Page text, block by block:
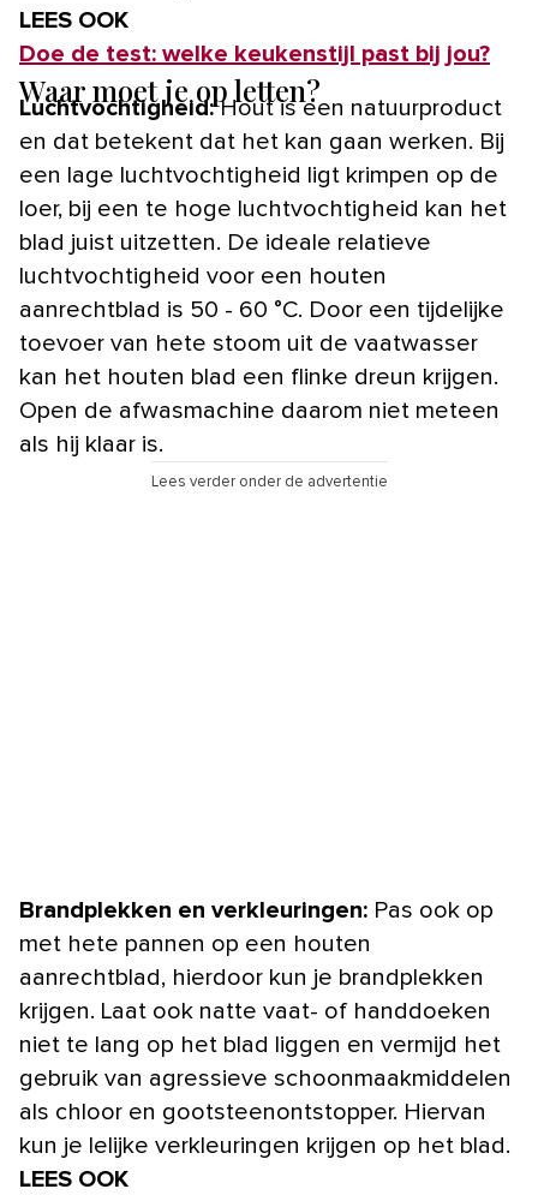
LEES OOK
Doe de test: welke keukenstijl past bij jou?
Waar moet je op letten?
Luchtvochtigheid:Hout is een natuurproduct
en dat betekent dat het kan gaan werken. Bij
een lage luchtvochtigheid ligt krimpen op de
loer, bij een te hoge luchtvochtigheid kan het
blad juist uitzetten. De ideale relatieve
luchtvochtigheid voor een houten
aanrechtblad is 50 - 60 °C. Door een tijdelijke
toevoer van hete stoom uit de vaatwasser
kan het houten blad een flinke dreun krijgen.
Open de afwasmachine daarom niet meteen
als hij klaar is.
Lees verder onder de advertentie
Brandplekken en verkleuringen: Pas ook op
met hete pannen op een houten
aanrechtblad, hierdoor kun je brandplekken
krijgen. Laat ook natte vaat- of handdoeken
niet te lang op het blad liggen en vermijd het
gebruik van agressieve schoonmaakmiddelen
als chloor en gootsteenontstopper. Hiervan
kun je lelijke verkleuringen krijgen op het blad.
LEES OOK